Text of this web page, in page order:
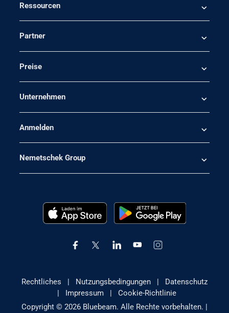
Ressourcen
Partner
Preise
Unternehmen
Anmelden
Nemetschek Group
Rechtliches | Nutzungsbedingungen | Datenschutz
| Impressum| Cookie-Richtlinie
Copyright © 2026 Bluebeam. Alle Rechte vorbehalten. |